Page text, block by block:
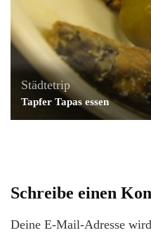
Städtetrip
Tapfer Tapas essen
Schreibe einen
Deine E-Mail-Adresse